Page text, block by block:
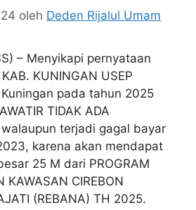
oleh Deden Rijalul Umam
– Menyikapi pernyataan
KUNINGAN USEP
pada tahun 2025
TIDAK ADA
walaupun terjadi gagal bayar
karena akan mendapat
25 M dari PROGRAM
KAWASAN CIREBON
(REBANA) TH 2025.